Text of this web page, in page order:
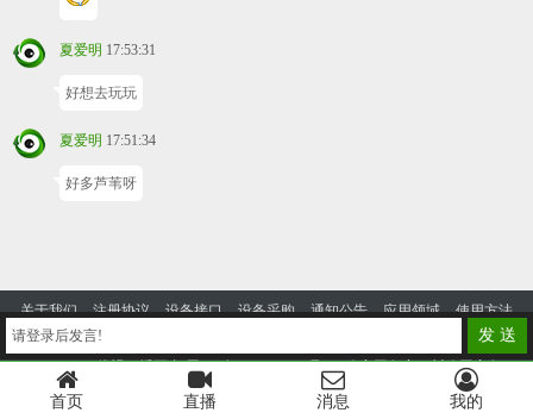
夏爱明 17:53:31
好想去玩玩
夏爱明 17:51:34
好多芦苇呀
请登录后发言! 发 送
关于我们 注册协议 设备接口 设备采购 通知公告 应用领域
使用方法
2014-2023 优视云播平台蜀ICP备2024105328号-4
公安网备案：川公网安备
51130302000125号
首页 直播 消息 我的